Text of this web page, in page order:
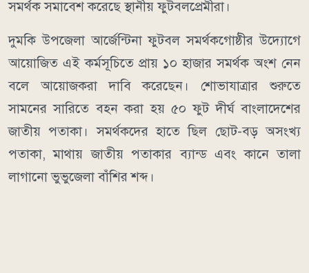
সমর্থক সমাবেশ করেছে স্থানীয় ফুটবলপ্রেমীরা।
দুমকি উপজেলা আর্জেন্টিনা ফুটবল সমর্থকগোষ্ঠীর উদ্যোগে
আয়োজিত এই কর্মসূচিতে প্রায় ১০ হাজার সমর্থক অংশ নেন
বলে আয়োজকরা দাবি করেছেন। শোভাযাত্রার শুরুতে
সামনের সারিতে বহন করা হয় ৫০ ফুট দীর্ঘ বাংলাদেশের
জাতীয় পতাকা। সমর্থকদের হাতে ছিল ছোট-বড় অসংখ্য
পতাকা, মাথায় জাতীয় পতাকার ব্যান্ড এবং কানে তালা
লাগানো ভুভুজেলা বাঁশির শব্দ।